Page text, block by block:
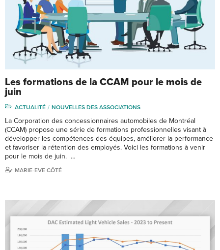
Les formations de la CCAM pour le mois de
juin
ACTUALITÉ NOUVELLES DES ASSOCIATIONS
La Corporation des concessionnaires automobiles de Montréal
(CCAM) propose une série de formations professionnelles visant à
développer les compétences des équipes, améliorer la performance
et favoriser la rétention des employés. Voici les formations à venir
pour le mois de juin. …
MARIE-EVE CÔTÉ